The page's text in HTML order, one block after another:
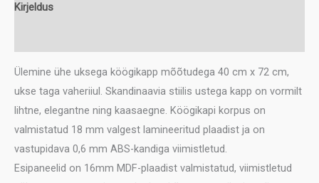
Kirjeldus
Ülemine ühe uksega köögikapp mõõtudega 40 cm x 72 cm,
ukse taga vaheriiul. Skandinaavia stiilis ustega kapp on vormilt
lihtne, elegantne ning kaasaegne. Köögikapi korpus on
valmistatud 18 mm valgest lamineeritud plaadist ja on
vastupidava 0,6 mm ABS-kandiga viimistletud.
Esipaneelid on 16mm MDF-plaadist valmistatud, viimistletud